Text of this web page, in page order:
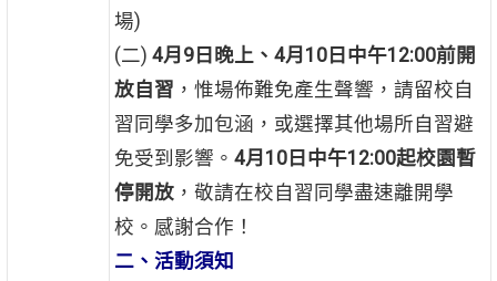
場)
(二) 4月9日晚上、4月10日中午12:00前開
放自習 ，惟場佈難免產生聲響，請留校自
習同學多加包涵，或選擇其他場所自習避
免受到影響。 4月10日中午12:00起校園暫
停開放，敬請在校自習同學盡速離開學
校。感謝合作！
二、活動須知